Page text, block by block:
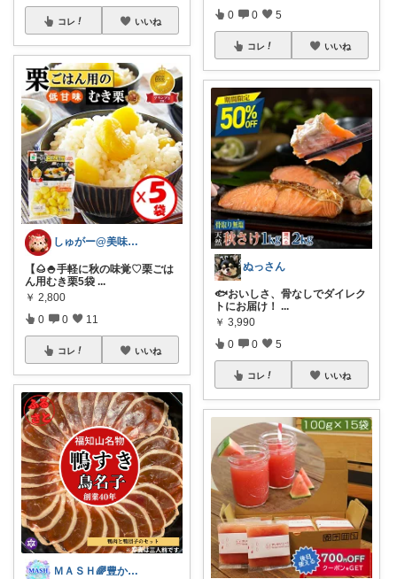
コレ いいね
しゅがー@美味しいスイーツや雑貨紹介
【🌰🍚手軽に秋の味覚♡栗ごは
ん用むき栗5袋 ...
￥ 2,800
0 0 11
コレ いいね
ＭＡＳＨ🌈豊かな生活へカスタマイズ🌈
0 0 5
コレ いいね
ぬっさん
🐟おいしさ、骨なしでダイレク
トにお届け！ ...
￥ 3,990
0 0 5
コレ いいね